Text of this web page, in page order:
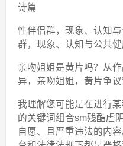
诗篇
性伴侣群，现象、认知
群，现象、认知与公共
亲吻姐姐是黄片吗？从
异，亲吻姐姐，黄片争
我理解您可能是在进行
的关键词组合sm残酷虐
自愿、且严重违法的内